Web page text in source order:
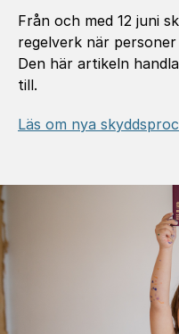
Från och med 12 juni
regelverk när
Den här artikeln
till.
Läs om nya